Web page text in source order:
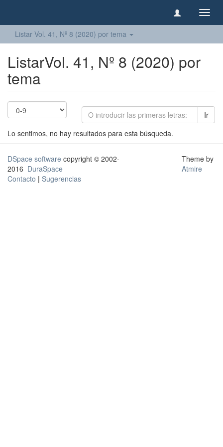
Listar Vol. 41, Nº 8 (2020) por tema
ListarVol. 41, Nº 8 (2020) por
tema
Ir
Lo sentimos, no hay resultados para esta búsqueda.
DSpace software copyright © 2002-
2016 DuraSpace
Contacto | Sugerencias
Theme by
Atmire